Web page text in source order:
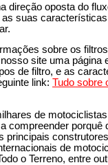
direção oposta do
suas
sobre os
site uma página
de filtro, e as
link:Tudo sobre
de
compreender porquê
principais
de
o Terreno, entre